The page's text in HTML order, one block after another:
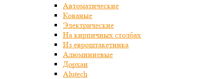
Автоматические
Кованые
Электрические
На кирпичных столбах
Из евроштакетника
Алюминиевые
Дорхан
Alutech